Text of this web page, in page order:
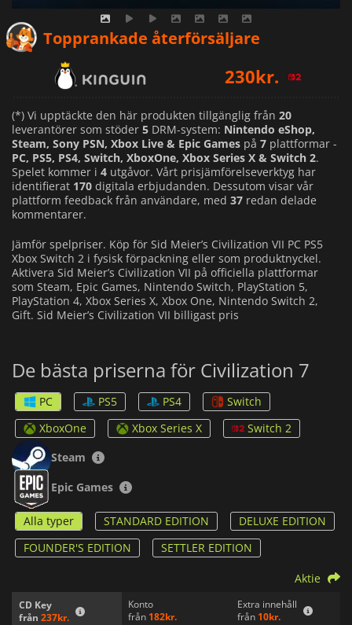
Topprankade återförsäljare
229kr.
230kr.
271kr.
(*) Vi upptäckte den här produkten tillgänglig från 20
leverantörer som stöder 5 DRM-system: Nintendo eShop,
Steam, Sony PSN, Xbox Live & Epic Games på 7 plattformar -
PC, PS5, PS4, Switch, XboxOne, Xbox Series X & Switch 2.
Spelet kommer i 4 utgåvor. Vårt prisjämförelseverktyg har
identifierat 170 digitala erbjudanden. Dessutom visar vår
plattform feedback från användare, med 37 redan delade
kommentarer.
Jämför spelpriser. Köp för Sid Meier’s Civilization VII PC PS5
Xbox Switch 2 i fysisk förpackning eller som produktnyckel.
Aktivera Sid Meier’s Civilization VII på officiella plattformar
som Steam, Epic Games, Nintendo Switch, PlayStation 5,
PlayStation 4, Xbox Series X, Xbox One, Nintendo Switch 2,
Gift. Sid Meier’s Civilization VII billigast pris
De bästa priserna för Civilization 7
PC PS5 PS4
Switch
XboxOne
Xbox Series X
Switch 2
Steam
Epic Games
Alla typer STANDARD EDITION
DELUXE EDITION
FOUNDER'S EDITION
SETTLER EDITION
CD Key
från 237kr.
Konto
från 182kr.
Extra innehåll
från 10kr.
Aktie